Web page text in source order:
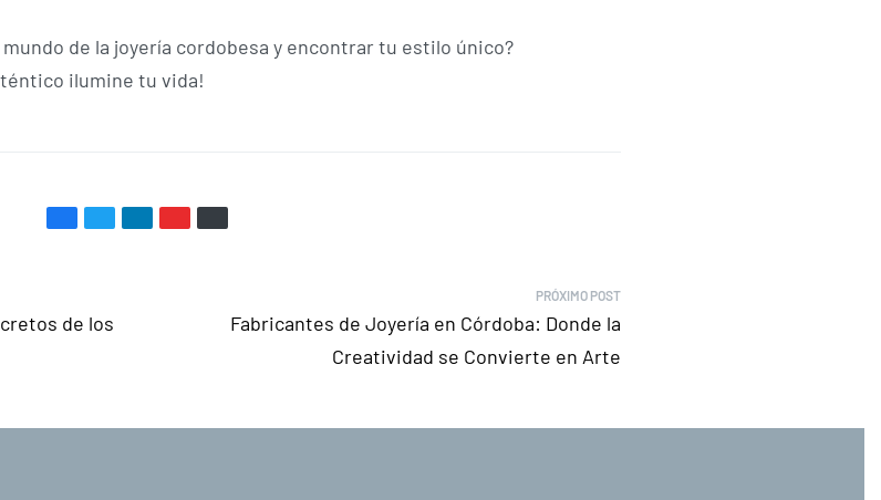
de la joyería cordobesa y encontrar tu estilo único?
ilumine tu vida!
de los
PRÓXIMO POST
Fabricantes de Joyería en Córdoba: Donde la
Creatividad se Convierte en Arte